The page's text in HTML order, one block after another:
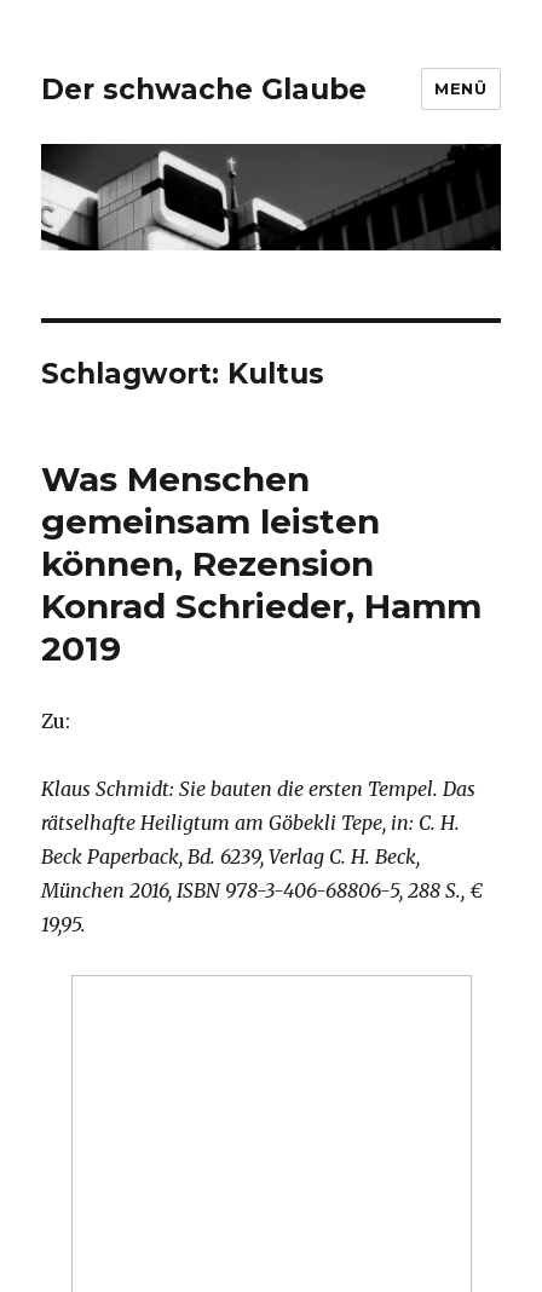
Der schwache Glaube MENÜ
Schlagwort: Kultus
Was Menschen
gemeinsam leisten
können, Rezension
Konrad Schrieder, Hamm
2019
Zu:
Klaus Schmidt: Sie bauten die ersten Tempel. Das
rätselhafte Heiligtum am Göbekli Tepe, in: C. H.
Beck Paperback, Bd. 6239, Verlag C. H. Beck,
München 2016, ISBN 978-3-406-68806-5, 288 S., €
19,95.